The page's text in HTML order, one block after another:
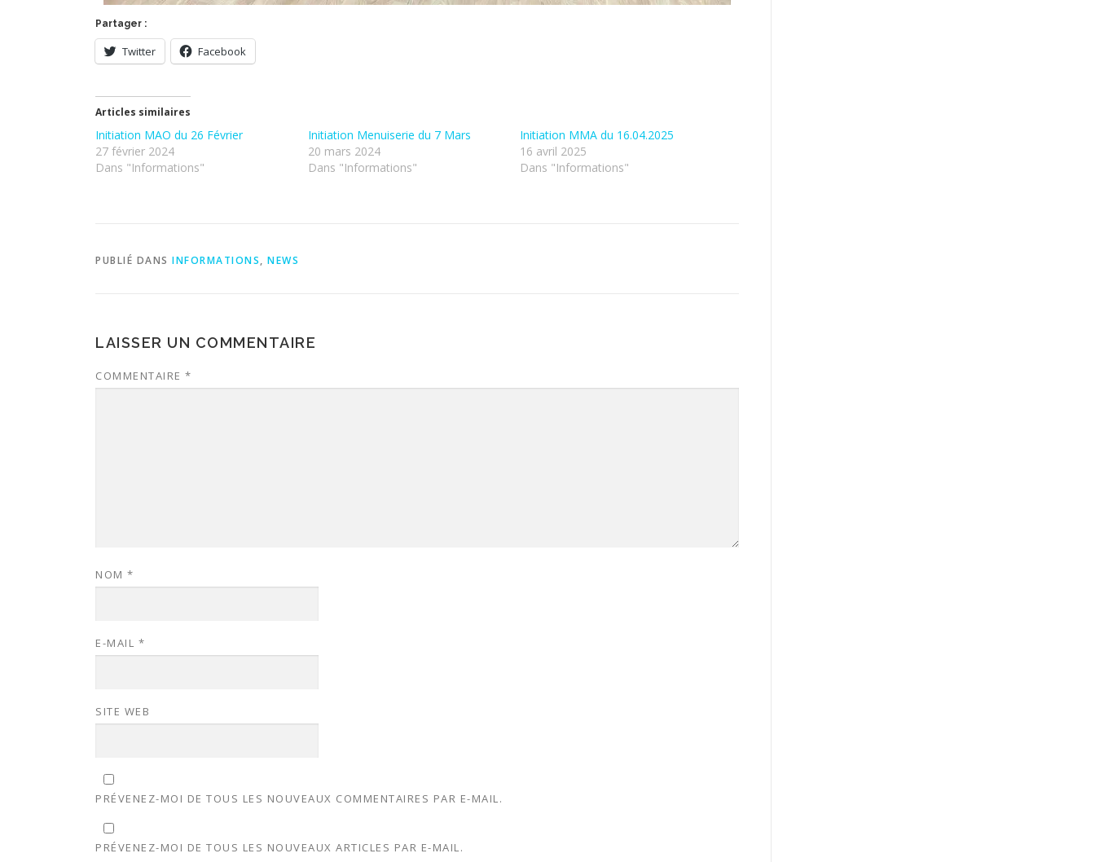
Partager :
Twitter Facebook
Articles similaires
Initiation MAO du 26 Février
27 février 2024
Dans "Informations"
Initiation Menuiserie du 7 Mars
20 mars 2024
Dans "Informations"
Initiation MMA du 16.04.2025
16 avril 2025
Dans "Informations"
PUBLIÉ DANS INFORMATIONS, NEWS
LAISSER UN COMMENTAIRE
COMMENTAIRE *
NOM *
E-MAIL *
SITE WEB
PRÉVENEZ-MOI DE TOUS LES NOUVEAUX COMMENTAIRES PAR E-MAIL.
PRÉVENEZ-MOI DE TOUS LES NOUVEAUX ARTICLES PAR E-MAIL.